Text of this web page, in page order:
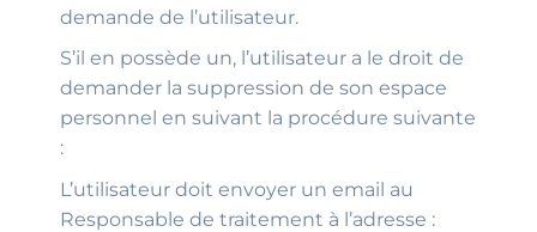
demande de l’utilisateur.
S’il en possède un, l’utilisateur a le droit de
demander la suppression de son espace
personnel en suivant la procédure suivante
:
L’utilisateur doit envoyer un email au
Responsable de traitement à l’adresse :